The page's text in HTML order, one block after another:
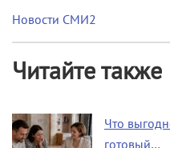
Новости СМИ2
Читайте также
Что
готовый…